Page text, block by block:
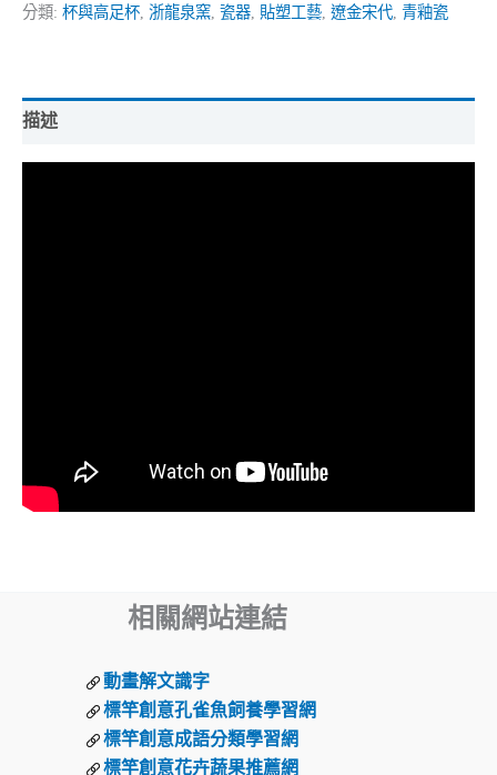
分類: 杯與高足杯 浙龍泉窯 瓷器 貼塑工藝 遼金宋代 青釉瓷
描述
相關網站連結
動畫解文識字
標竿創意孔雀魚飼養學習網
標竿創意成語分類學習網
標竿創意花卉蔬果推薦網